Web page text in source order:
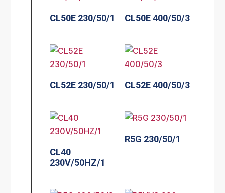
CL50E 230/50/1 CL50E 400/50/3
CL52E 230/50/1 CL52E 400/50/3
CL40
230V/50HZ/1
R5G 230/50/1